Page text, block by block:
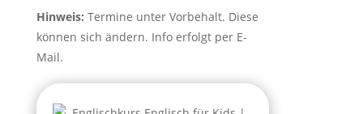
Hinweis: Termine unter Vorbehalt. Diese
können sich ändern. Info erfolgt per E-
Mail.